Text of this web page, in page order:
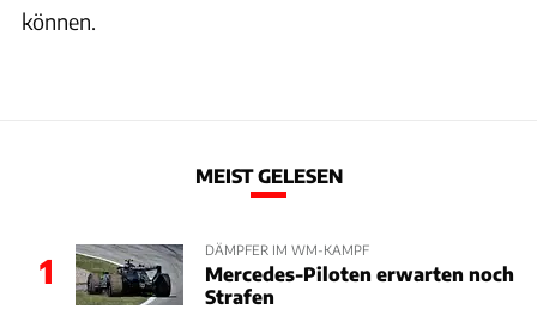
können.
MEIST GELESEN
1
DÄMPFER IM WM-KAMPF
Mercedes-Piloten erwarten noch
Strafen